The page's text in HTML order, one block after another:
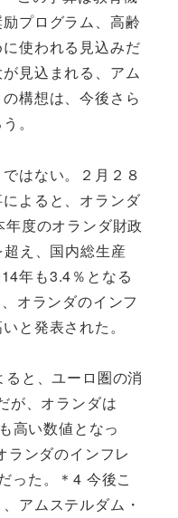
プログラム、高齢
使われる見込みだ
見込まれる、アム
構想は、今後さら
。
はない。２月２８
よると、オランダ
度のオランダ財政
え、国内総生産
年も3.4％となる
オランダのインフ
と発表された。
と、ユーロ圏の消
が、オランダは
高い数値となっ
ランダのインフレ
った。＊4 今後こ
アムステルダム・